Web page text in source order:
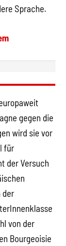
Sprache.
gegen die
wird sie vor
für
der Versuch
der
von der
Bourgeoisie